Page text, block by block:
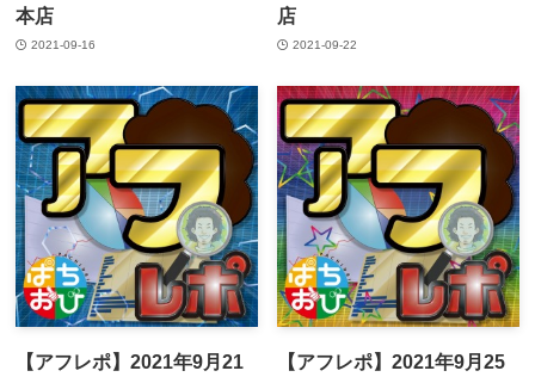
本店
2021-09-16
店
2021-09-22
【アフレポ】2021年9月21
【アフレポ】2021年9月25